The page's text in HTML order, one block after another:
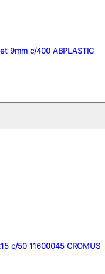
9mm c/400 ABPLASTIC
c/50 11600045 CROMUS